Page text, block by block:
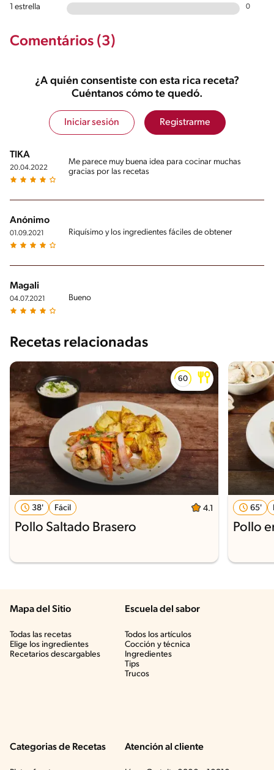
1 estrella 0
Comentários (3)
¿A quién consentiste con esta rica receta?
Cuéntanos cómo te quedó.
Iniciar sesión Registrarme
TIKA
20.04.2022
Me parece muy buena idea para cocinar muchas
gracias por las recetas
Anónimo
01.09.2021 Riquísimo y los ingredientes fáciles de obtener
Magali
04.07.2021 Bueno
Recetas relacionadas
38' Fácil 4.1
Pollo Saltado Brasero
65'
Pollo
Mapa del Sitio
Todas las recetas
Elige los ingredientes
Recetarios descargables
Escuela del sabor
Todos los artículos
Cocción y técnica
Ingredientes
Tips
Trucos
Categorias de Recetas Atención al cliente